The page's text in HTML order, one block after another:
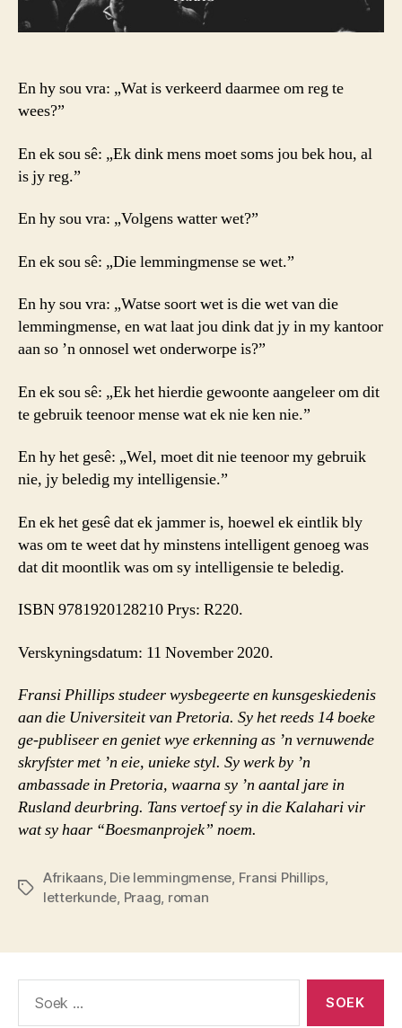
En hy sou vra: „Wat is verkeerd daarmee om reg te
wees?”
En ek sou sê: „Ek dink mens moet soms jou bek hou, al
is jy reg.”
En hy sou vra: „Volgens watter wet?”
En ek sou sê: „Die lemmingmense se wet.”
En hy sou vra: „Watse soort wet is die wet van die
lemmingmense, en wat laat jou dink dat jy in my kantoor
aan so ’n onnosel wet onderworpe is?”
En ek sou sê: „Ek het hierdie gewoonte aangeleer om dit
te gebruik teenoor mense wat ek nie ken nie.”
En hy het gesê: „Wel, moet dit nie teenoor my gebruik
nie, jy beledig my intelligensie.”
En ek het gesê dat ek jammer is, hoewel ek eintlik bly
was om te weet dat hy minstens intelligent genoeg was
dat dit moontlik was om sy intelligensie te beledig.
ISBN 9781920128210 Prys: R220.
Verskyningsdatum: 11 November 2020.
Fransi Phillips studeer wysbegeerte en kunsgeskiedenis
aan die Universiteit van Pretoria. Sy het reeds 14 boeke
ge-publiseer en geniet wye erkenning as ’n vernuwende
skryfster met ’n eie, unieke styl. Sy werk by ’n
ambassade in Pretoria, waarna sy ’n aantal jare in
Rusland deurbring. Tans vertoef sy in die Kalahari vir
wat sy haar “Boesmanprojek” noem.
Sleutelwoorde
Afrikaans, Die lemmingmense, Fransi Phillips,
letterkunde, Praag, roman